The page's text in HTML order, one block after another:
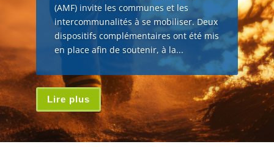
(AMF) invite les communes et les
intercommunalités à se mobiliser. Deux
dispositifs complémentaires ont été mis
en place afin de soutenir, à la...
Lire plus